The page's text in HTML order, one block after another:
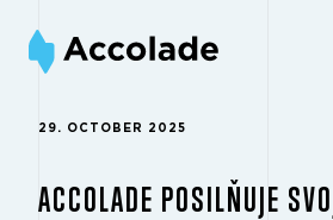
29. OCTOBER 2025
ACCOLADE POSILŇUJE